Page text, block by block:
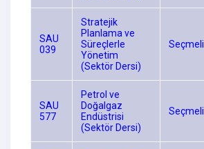
SAU
039
Stratejik
Planlama ve
Süreçlerle
Yönetim
(Sektör Dersi)
Seçmeli
SAU
577
Petrol ve
Doğalgaz
Endüstrisi
(Sektör Dersi)
Seçmeli